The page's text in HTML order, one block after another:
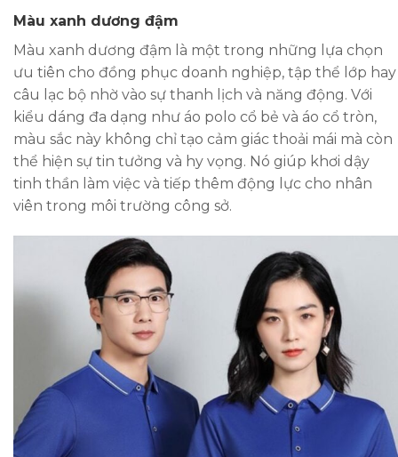
Màu xanh dương đậm
Màu xanh dương đậm là một trong những lựa chọn
ưu tiên cho đồng phục doanh nghiệp, tập thể lớp hay
câu lạc bộ nhờ vào sự thanh lịch và năng động. Với
kiểu dáng đa dạng như áo polo cổ bẻ và áo cổ tròn,
màu sắc này không chỉ tạo cảm giác thoải mái mà còn
thể hiện sự tin tưởng và hy vọng. Nó giúp khơi dậy
tinh thần làm việc và tiếp thêm động lực cho nhân
viên trong môi trường công sở.